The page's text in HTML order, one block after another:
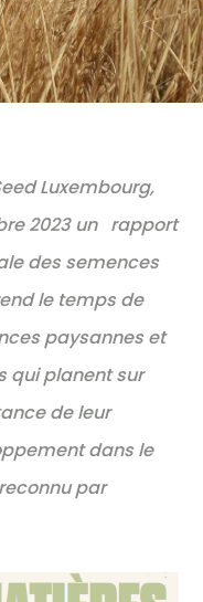
Luxembourg,
2023 un rapport
des semences
le temps de
paysannes et
qui planent sur
de leur
dans le
par